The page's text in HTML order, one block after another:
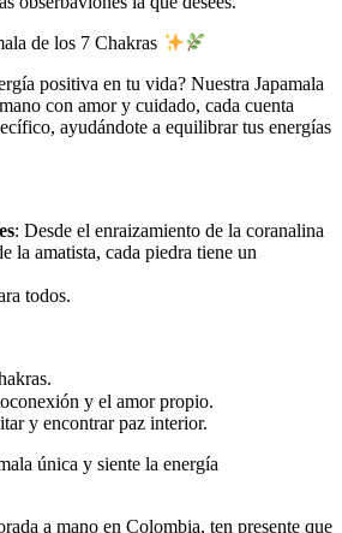
de los 7 Chakras
positiva en tu vida? Nuestra Japamala
con amor y cuidado, cada cuenta
ayudándote a equilibrar tus energías
: Desde el enraizamiento de la coranalina
la amatista, cada piedra tiene un
todos.
y el amor propio.
y encontrar paz interior.
única y siente la energía
a mano en Colombia, ten presente que